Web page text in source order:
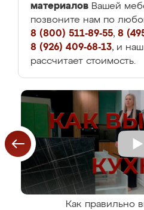
материалов Вашей
позвоните нам по
8 (800) 511-89-55, 8
8 (926) 409-68-13, и
рассчитает стоимость.
Как правильно